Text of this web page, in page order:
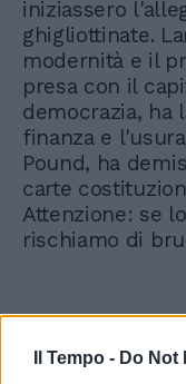
Il Tempo - Do Not
iniziassero
ghigliottinate.
modernità e il
presa con il
democrazia, ha
finanza e
Pound, ha
carte
Attenzione: se
rischiamo di